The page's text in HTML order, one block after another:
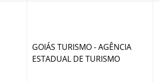
GOIÁS TURISMO - AGÊNCIA
ESTADUAL DE TURISMO